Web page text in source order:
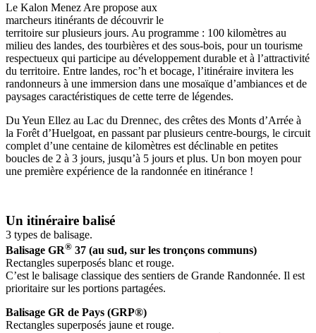
Le Kalon Menez Are propose aux
marcheurs itinérants de découvrir le
territoire sur plusieurs jours. Au programme : 100 kilomètres au
milieu des landes, des tourbières et des sous-bois, pour un tourisme
respectueux qui participe au développement durable et à l’attractivité
du territoire. Entre landes, roc’h et bocage, l’itinéraire invitera les
randonneurs à une immersion dans une mosaïque d’ambiances et de
paysages caractéristiques de cette terre de légendes.
Du Yeun Ellez au Lac du Drennec, des crêtes des Monts d’Arrée à
la Forêt d’Huelgoat, en passant par plusieurs centre-bourgs, le circuit
complet d’une centaine de kilomètres est déclinable en petites
boucles de 2 à 3 jours, jusqu’à 5 jours et plus. Un bon moyen pour
une première expérience de la randonnée en itinérance !
Un itinéraire balisé
3 types de balisage.
Balisage GR® 37 (au sud, sur les tronçons communs)
Rectangles superposés blanc et rouge.
C’est le balisage classique des sentiers de Grande Randonnée. Il est
prioritaire sur les portions partagées.
Balisage GR de Pays (GRP®)
Rectangles superposés jaune et rouge.